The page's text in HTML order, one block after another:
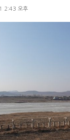
2:43 오후